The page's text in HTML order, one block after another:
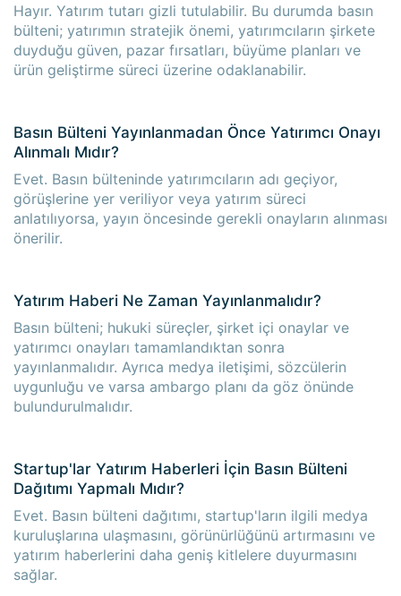
Hayır. Yatırım tutarı gizli tutulabilir. Bu durumda basın
bülteni; yatırımın stratejik önemi, yatırımcıların şirkete
duyduğu güven, pazar fırsatları, büyüme planları ve
ürün geliştirme süreci üzerine odaklanabilir.
Basın Bülteni Yayınlanmadan Önce Yatırımcı Onayı
Alınmalı Mıdır?
Evet. Basın bülteninde yatırımcıların adı geçiyor,
görüşlerine yer veriliyor veya yatırım süreci
anlatılıyorsa, yayın öncesinde gerekli onayların alınması
önerilir.
Yatırım Haberi Ne Zaman Yayınlanmalıdır?
Basın bülteni; hukuki süreçler, şirket içi onaylar ve
yatırımcı onayları tamamlandıktan sonra
yayınlanmalıdır. Ayrıca medya iletişimi, sözcülerin
uygunluğu ve varsa ambargo planı da göz önünde
bulundurulmalıdır.
Startup'lar Yatırım Haberleri İçin Basın Bülteni
Dağıtımı Yapmalı Mıdır?
Evet. Basın bülteni dağıtımı, startup'ların ilgili medya
kuruluşlarına ulaşmasını, görünürlüğünü artırmasını ve
yatırım haberlerini daha geniş kitlelere duyurmasını
sağlar.